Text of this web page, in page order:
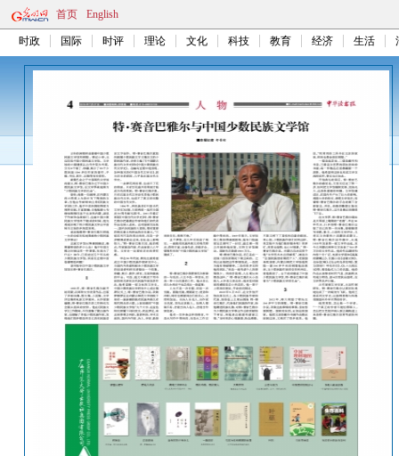
首页 English
时政 国际 时评 理论 文化 科技 教育 经济 生活